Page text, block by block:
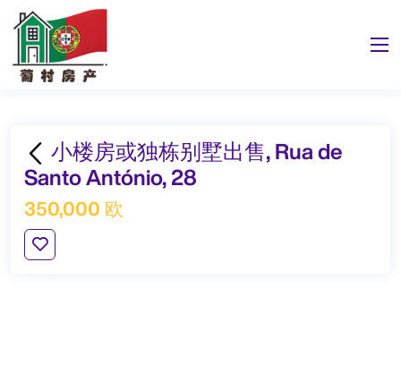
小楼房或独栋别墅出售, Rua de
Santo António, 28
350,000 欧